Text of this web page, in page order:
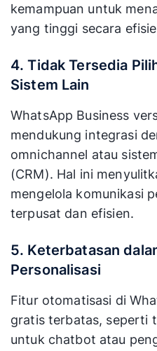
kemampuan untuk
yang tinggi secara
4. Tidak Tersedia
Sistem Lain
WhatsApp Business
mendukung integrasi
omnichannel atau
(CRM). Hal ini
mengelola komunikasi
terpusat dan efisien.
5. Keterbatasan
Personalisasi
Fitur otomatisasi di
gratis terbatas, seperti
untuk chatbot atau